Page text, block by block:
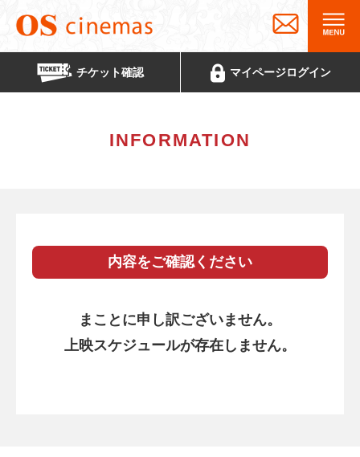
チケット確認 マイページログイン
INFORMATION
内容をご確認ください
まことに申し訳ございません。
上映スケジュールが存在しません。